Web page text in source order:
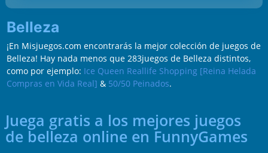
Belleza
¡En Misjuegos.com encontrarás la mejor colección de juegos de
Belleza! Hay nada menos que 283juegos de Belleza distintos,
como por ejemplo: Ice Queen Reallife Shopping [Reina Helada
Compras en Vida Real] & 50/50 Peinados.
Juega gratis a los mejores juegos
de belleza online en FunnyGames